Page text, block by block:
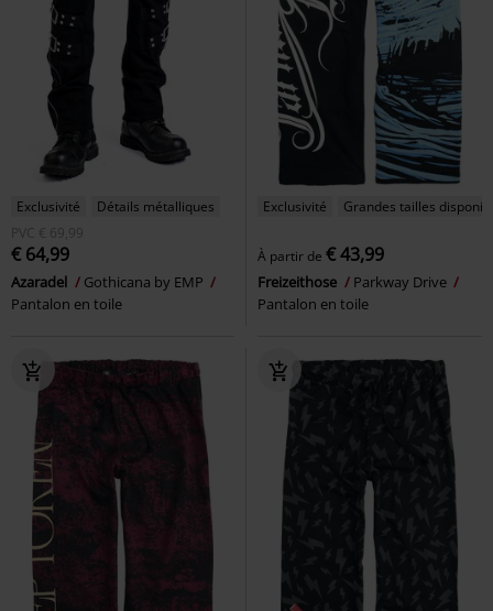
Exclusivité
Détails métalliques
PVC € 69,99
€ 64,99
Azaradel
Gothicana by EMP
Pantalon en toile
Exclusivité Grandes tailles
À partir de € 43,99
Freizeithose
Parkway Drive
Pantalon en toile